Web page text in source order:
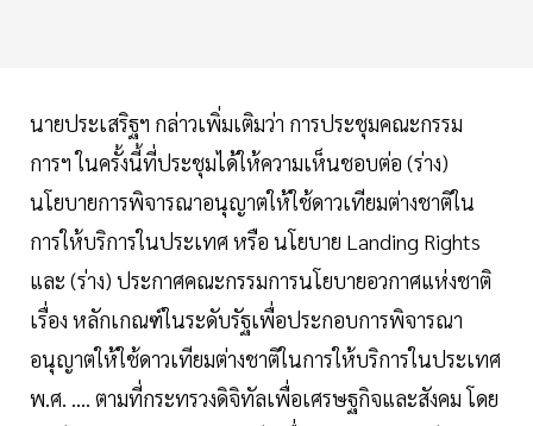
นายประเสริฐฯ กล่าวเพิ่มเติมว่า การประชุมคณะกรรม
การฯ ในครั้งนี้ที่ประชุมได้ให้ความเห็นชอบต่อ (ร่าง)
นโยบายการพิจารณาอนุญาตให้ใช้ดาวเทียมต่างชาติใน
การให้บริการในประเทศ หรือ นโยบาย Landing Rights
และ (ร่าง) ประกาศคณะกรรมการนโยบายอวกาศแห่งชาติ
เรื่อง หลักเกณฑ์ในระดับรัฐเพื่อประกอบการพิจารณา
อนุญาตให้ใช้ดาวเทียมต่างชาติในการให้บริการในประเทศ
พ.ศ. .... ตามที่กระทรวงดิจิทัลเพื่อเศรษฐกิจและสังคม โดย